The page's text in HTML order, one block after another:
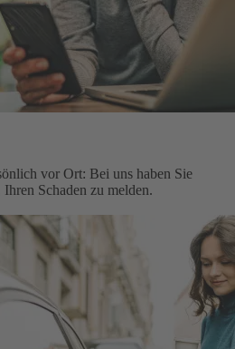
vor Ort: Bei uns haben Sie
Schaden zu melden.